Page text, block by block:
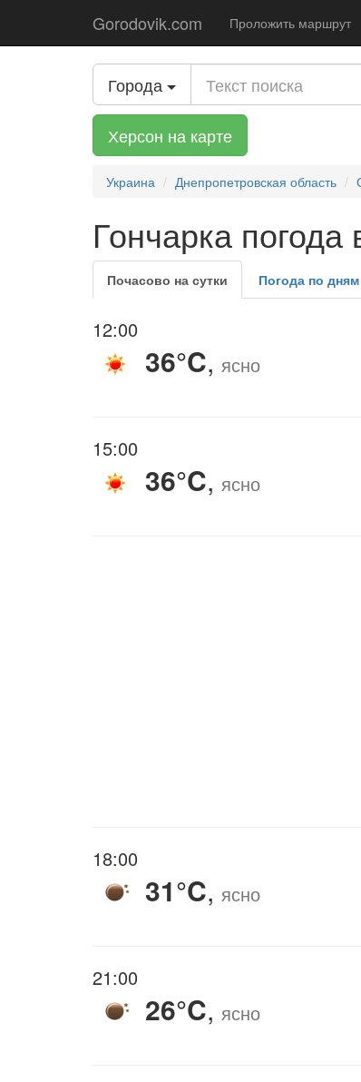
Gorodovik.com Проложить маршрут
Города
Херсон на карте
Украина Днепропетровская область
Гончарка
Почасово на сутки Погода по дням
12:00
36°C, ясно
15:00
36°C, ясно
18:00
31°C, ясно
21:00
26°C, ясно